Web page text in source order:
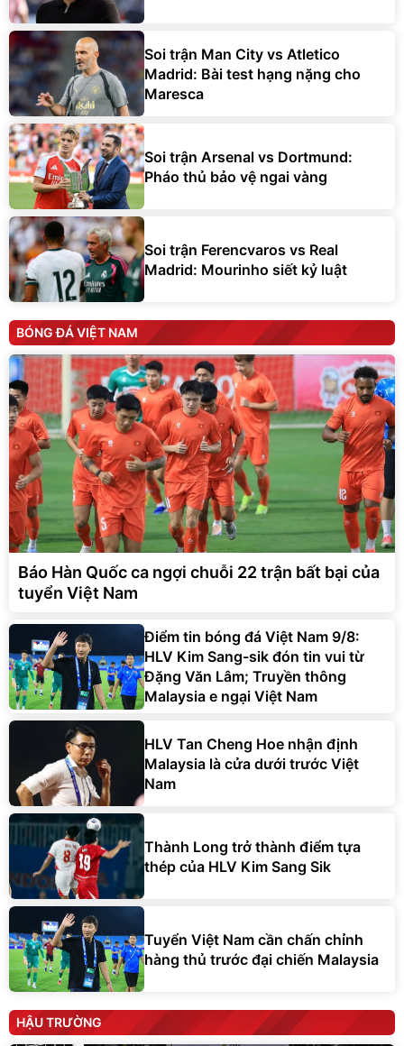
Soi trận Man City vs Atletico
Madrid: Bài test hạng nặng cho
Maresca
Soi trận Arsenal vs Dortmund:
Pháo thủ bảo vệ ngai vàng
Soi trận Ferencvaros vs Real
Madrid: Mourinho siết kỷ luật
BÓNG ĐÁ VIỆT NAM
Báo Hàn Quốc ca ngợi chuỗi 22 trận bất bại của
tuyển Việt Nam
Điểm tin bóng đá Việt Nam 9/8:
HLV Kim Sang-sik đón tin vui từ
Đặng Văn Lâm; Truyền thông
Malaysia e ngại Việt Nam
HLV Tan Cheng Hoe nhận định
Malaysia là cửa dưới trước Việt
Nam
Thành Long trở thành điểm tựa
thép của HLV Kim Sang Sik
Tuyển Việt Nam cần chấn chỉnh
hàng thủ trước đại chiến Malaysia
HẬU TRƯỜNG